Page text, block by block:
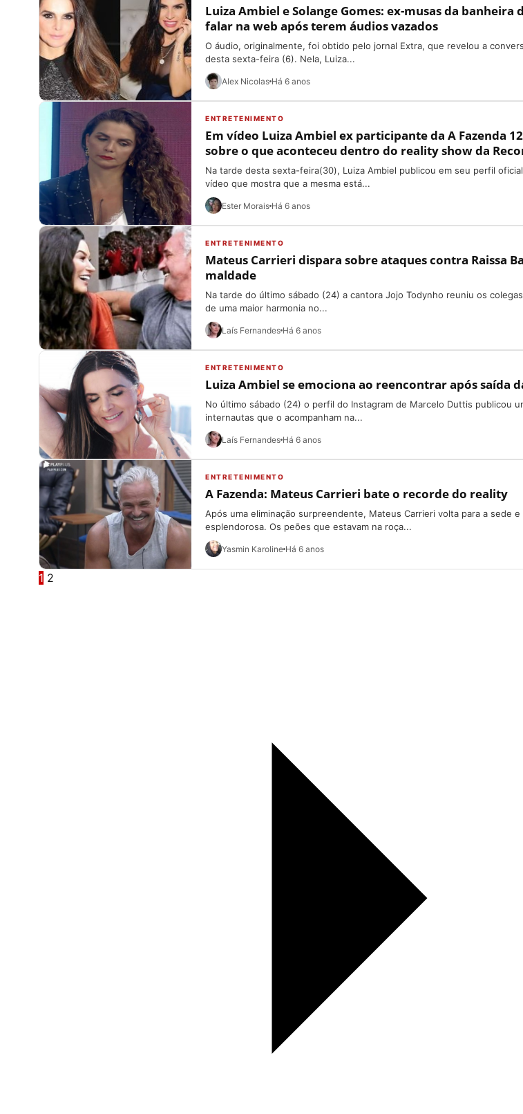
Luiza Ambiel e Solange Gomes: ex-musas da banheira
falar na web após terem áudios vazados
O áudio, originalmente, foi obtido pelo jornal Extra, que revelou a
desta sexta-feira (6). Nela, Luiza...
Alex Nicolas Há 6 anos
ENTRETENIMENTO
Em vídeo Luiza Ambiel ex participante da A Fazenda
sobre o que aconteceu dentro do reality show da
Na tarde desta sexta-feira(30), Luiza Ambiel publicou em seu perfil
vídeo que mostra que a mesma está...
Ester Morais Há 6 anos
ENTRETENIMENTO
Mateus Carrieri dispara sobre ataques contra Raissa
maldade
Na tarde do último sábado (24) a cantora Jojo Todynho reuniu os
de uma maior harmonia no...
Laís Fernandes Há 6 anos
ENTRETENIMENTO
Luiza Ambiel se emociona ao reencontrar após saída
No último sábado (24) o perfil do Instagram de Marcelo Duttis publicou
internautas que o acompanham na...
Laís Fernandes Há 6 anos
ENTRETENIMENTO
A Fazenda: Mateus Carrieri bate o recorde do reality
Após uma eliminação surpreendente, Mateus Carrieri volta para a sede
esplendorosa. Os peões que estavam na roça...
Yasmin Karoline Há 6 anos
1 2